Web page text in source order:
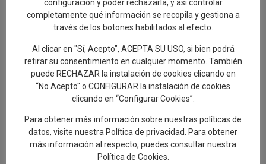
10:00 horas)
horas)
Centro Ocupacional Manos Artesanas (Taller de Pintura: día
10 a las 10:00 horas)
Centro Cerámico Santos Timoneda (Taller de Alfarería: días
10 y 12 a las 16:30 horas)
Vodre Cerámica Artística (Taller de Alfarería: días 11 y 13 a
configuración y poder rechazarla, y así controlar
completamente qué información se recopila y gestiona a
través de los botones habilitados al efecto.
Al clicar en "Sí, Acepto", ACEPTA SU USO, si bien podrá
retirar su consentimiento en cualquier momento. También
puede RECHAZAR la instalación de cookies clicando en
“No Acepto" o CONFIGURAR la instalación de cookies
clicando en “Configurar Cookies”.
Para obtener más información sobre nuestras políticas de
datos, visite nuestra Política de privacidad. Para obtener
más información al respecto, puedes consultar nuestra
Política de Cookies.